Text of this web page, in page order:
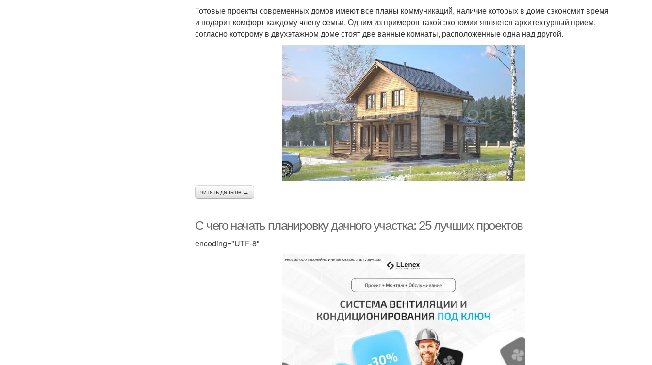
Готовые проекты современных домов имеют все планы коммуникаций, наличие которых в доме сэкономит время
и подарит комфорт каждому члену семьи. Одним из примеров такой экономии является архитектурный прием,
согласно которому в двухэтажном доме стоят две ванные комнаты, расположенные одна над другой.
читать дальше →
С чего начать планировку дачного участка: 25 лучших проектов
encoding="UTF-8"